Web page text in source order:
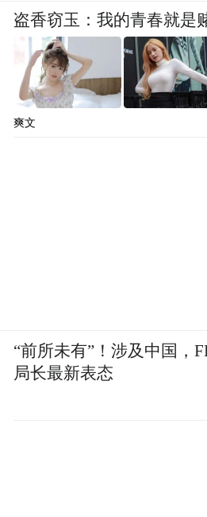
盗香窃玉：我的青春就是
爽文
“前所未有”！涉及中国，
局长最新表态